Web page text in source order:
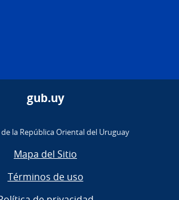
gub.uy
la República Oriental del Uruguay
Mapa del Sitio
Términos de uso